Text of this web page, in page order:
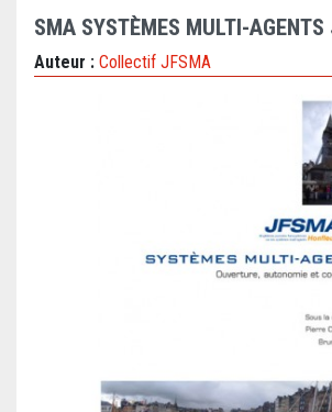
SMA SYSTÈMES MULTI-
Auteur : Collectif JFSMA